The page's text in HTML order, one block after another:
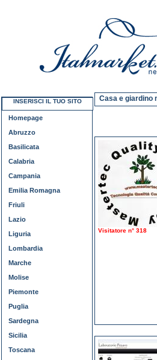
Casa e giardino
Visitatore n° 318
INSERISCI IL TUO SITO
Homepage
Abruzzo
Basilicata
Calabria
Campania
Emilia Romagna
Friuli
Lazio
Liguria
Lombardia
Marche
Molise
Piemonte
Puglia
Sardegna
Sicilia
Toscana